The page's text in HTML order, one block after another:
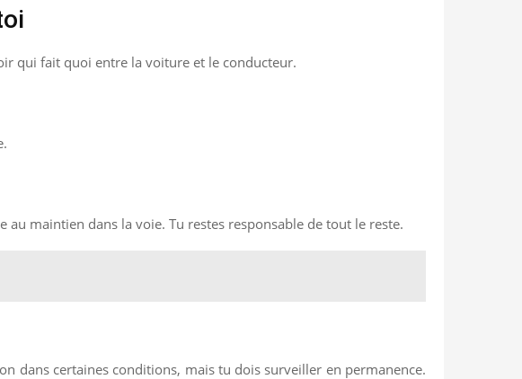
qui fait quoi entre la voiture et le conducteur.
maintien dans la voie. Tu restes responsable de tout le reste.
dans certaines conditions, mais tu dois surveiller en permanence.